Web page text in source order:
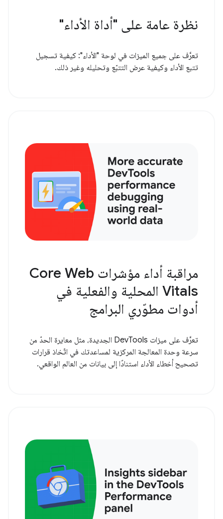
نظرة عامة على "أداة الأداء"
تعرَّف على جميع الميزات في لوحة "الأداء": كيفية تسجيل
تتبع الأداء وكيفية عرض التتبّع وتحليله وغير ذلك.
مراقبة أداء مؤشرات Core Web
Vitals المحلية والفعلية في
أدوات مطوّري البرامج
تعرَّف على ميزات DevTools الجديدة، مثل معايرة الحدّ من
سرعة وحدة المعالجة المركزية لمساعدتك في اتّخاذ قرارات
تصحيح أخطاء الأداء استنادًا إلى بيانات من العالم الواقعي.